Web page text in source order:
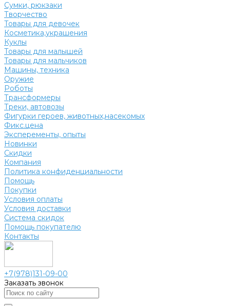
Сумки, рюкзаки
Творчество
Товары для девочек
Косметика,украшения
Куклы
Товары для малышей
Товары для мальчиков
Машины, техника
Оружие
Роботы
Трансформеры
Треки, автовозы
Фигурки героев, животных,насекомых
Фикс.цена
Эксперементы, опыты
Новинки
Скидки
Компания
Политика конфиденциальности
Помощь
Покупки
Условия оплаты
Условия доставки
Система скидок
Помощь покупателю
Контакты
+7(978)131-09-00
Заказать звонок